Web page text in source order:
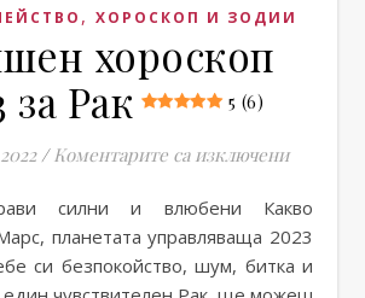
, ХОРОСКОП И ЗОДИИ
хороскоп
за Рак
5 (6)
/ Коментарите са изключениза
планетата управляваща 2023
си безпокойство, шум, битка и